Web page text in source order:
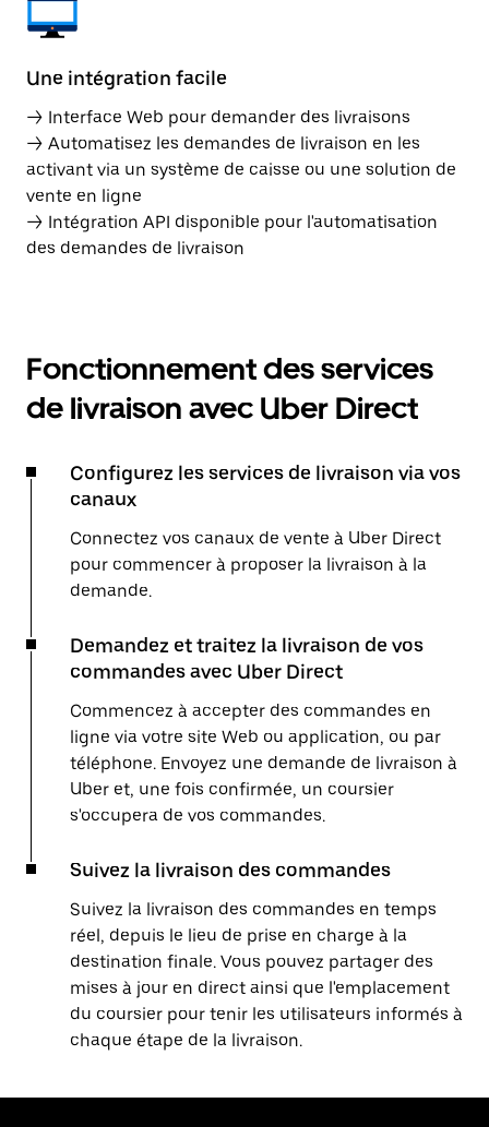
Une intégration facile
→ Interface Web pour demander des livraisons
→ Automatisez les demandes de livraison en les
activant via un système de caisse ou une solution de
vente en ligne
→ Intégration API disponible pour l'automatisation
des demandes de livraison
Fonctionnement des services
de livraison avec Uber Direct
Configurez les services de livraison via vos
canaux
Connectez vos canaux de vente à Uber Direct
pour commencer à proposer la livraison à la
demande.
Demandez et traitez la livraison de vos
commandes avec Uber Direct
Commencez à accepter des commandes en
ligne via votre site Web ou application, ou par
téléphone. Envoyez une demande de livraison à
Uber et, une fois confirmée, un coursier
s'occupera de vos commandes.
Suivez la livraison des commandes
Suivez la livraison des commandes en temps
réel, depuis le lieu de prise en charge à la
destination finale. Vous pouvez partager des
mises à jour en direct ainsi que l'emplacement
du coursier pour tenir les utilisateurs informés à
chaque étape de la livraison.